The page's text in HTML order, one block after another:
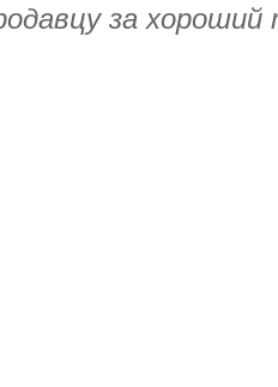
за хороший